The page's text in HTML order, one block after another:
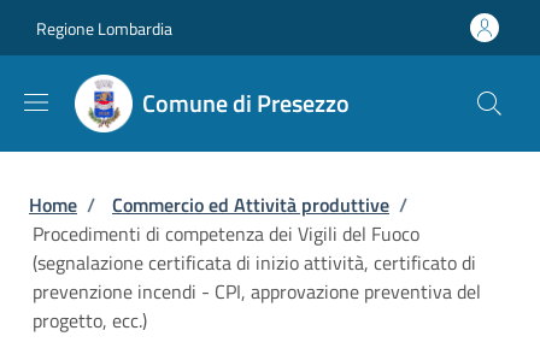
Regione Lombardia
Comune di Presezzo
Briciole di pane
Home / Commercio ed Attività produttive /
Procedimenti di competenza dei Vigili del Fuoco
(segnalazione certificata di inizio attività, certificato di
prevenzione incendi - CPI, approvazione preventiva del
progetto, ecc.)